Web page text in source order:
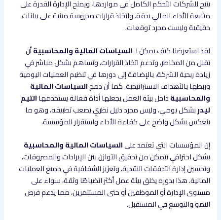
يتيح للشركات التحكم الكامل في مواردها، ويمنح الإدارة القدرة على
متابعة الأداء المالي بدقة، واتخاذ قرارات مدروسة مبنية على بيانات
حقيقية وليست مجرد توقعات.
لقد استعرضنا كيف يمكن لـالسياسات المالية والمحاسبيةأن
تقلل من المخاطر، وتدعم اتخاذ القرارات، وتساهم بشكل مباشر في
زيادة ربحية الشركة، بالإضافة إلى دورها في تنظيم العمليات اليومية
وربطها بالأهداف الاستراتيجية. كما أن دمجالسياسات المالية
والمحاسبيةداخل بيئة العمل يجعلها أداة فعالة يستخدمهاالتيم
ليدربشكل يومي، وليس مجرد دليل نظري يصعب تطبيقه، وهو ما
ينعكس بشكل واضح على كفاءة الأداء واستقرار المؤسسة.
إن المؤسسات التي تعتمد علىالسياسات المالية والمحاسبية
بشكل احترافي تتمكن من تحقيق التوازن بين الإيرادات والمصروفات،
وتحسين إدارة التدفقات النقدية، وتعزيز الشفافية في جميع العمليات
المالية. هذا بدوره يخلق بيئة عمل أكثر انضباطًا وثقة، سواء على
مستوى الإدارة أو الموظفين أو حتى المستثمرين، مما يدعم فرص
النمو والتوسع في المستقبل.